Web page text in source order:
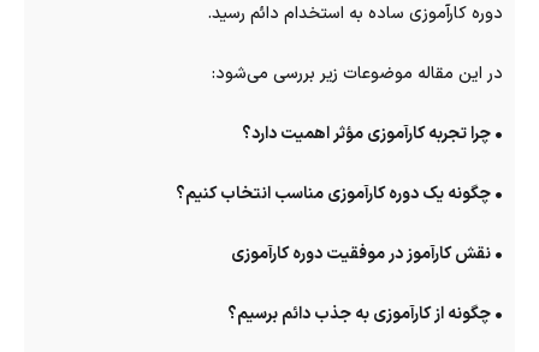
دوره کارآموزی ساده به استخدام دائم رسید.
در این مقاله موضوعات زیر بررسی می‌شود:
• چرا تجربه کارآموزی مؤثر اهمیت دارد؟
• چگونه یک دوره کارآموزی مناسب انتخاب کنیم؟
• نقش کارآموز در موفقیت دوره کارآموزی
• چگونه از کارآموزی به جذب دائم برسیم؟